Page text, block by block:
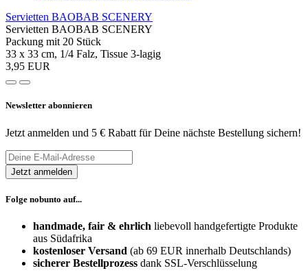
Servietten BAOBAB SCENERY
Servietten BAOBAB SCENERY
Packung mit 20 Stück
33 x 33 cm, 1/4 Falz, Tissue 3-lagig
3,95 EUR
Newsletter abonnieren
Jetzt anmelden und 5 € Rabatt für Deine nächste Bestellung sichern!
Folge nobunto auf...
handmade, fair & ehrlich liebevoll handgefertigte Produkte
aus Südafrika
kostenloser Versand (ab 69 EUR innerhalb Deutschlands)
sicherer Bestellprozess dank SSL-Verschlüsselung